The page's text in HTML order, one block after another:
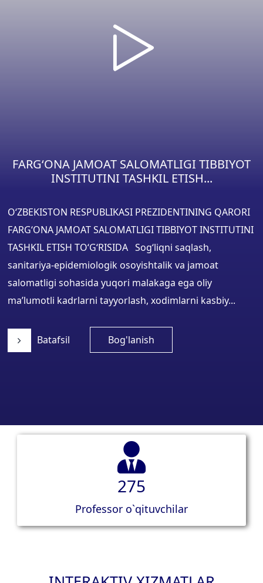
FARG‘ONA JAMOAT SALOMATLIGI TIBBIYOT
INSTITUTINI TASHKIL ETISH...
O‘ZBEKISTON RESPUBLIKASI PREZIDENTINING QARORI
FARG‘ONA JAMOAT SALOMATLIGI TIBBIYOT INSTITUTINI
TASHKIL ETISH TO‘G‘RISIDA Sog‘liqni saqlash,
sanitariya-epidemiologik osoyishtalik va jamoat
salomatligi sohasida yuqori malakaga ega oliy
ma’lumotli kadrlarni tayyorlash, xodimlarni kasbiy...
Batafsil Bog'lanish
275
Professor o`qituvchilar